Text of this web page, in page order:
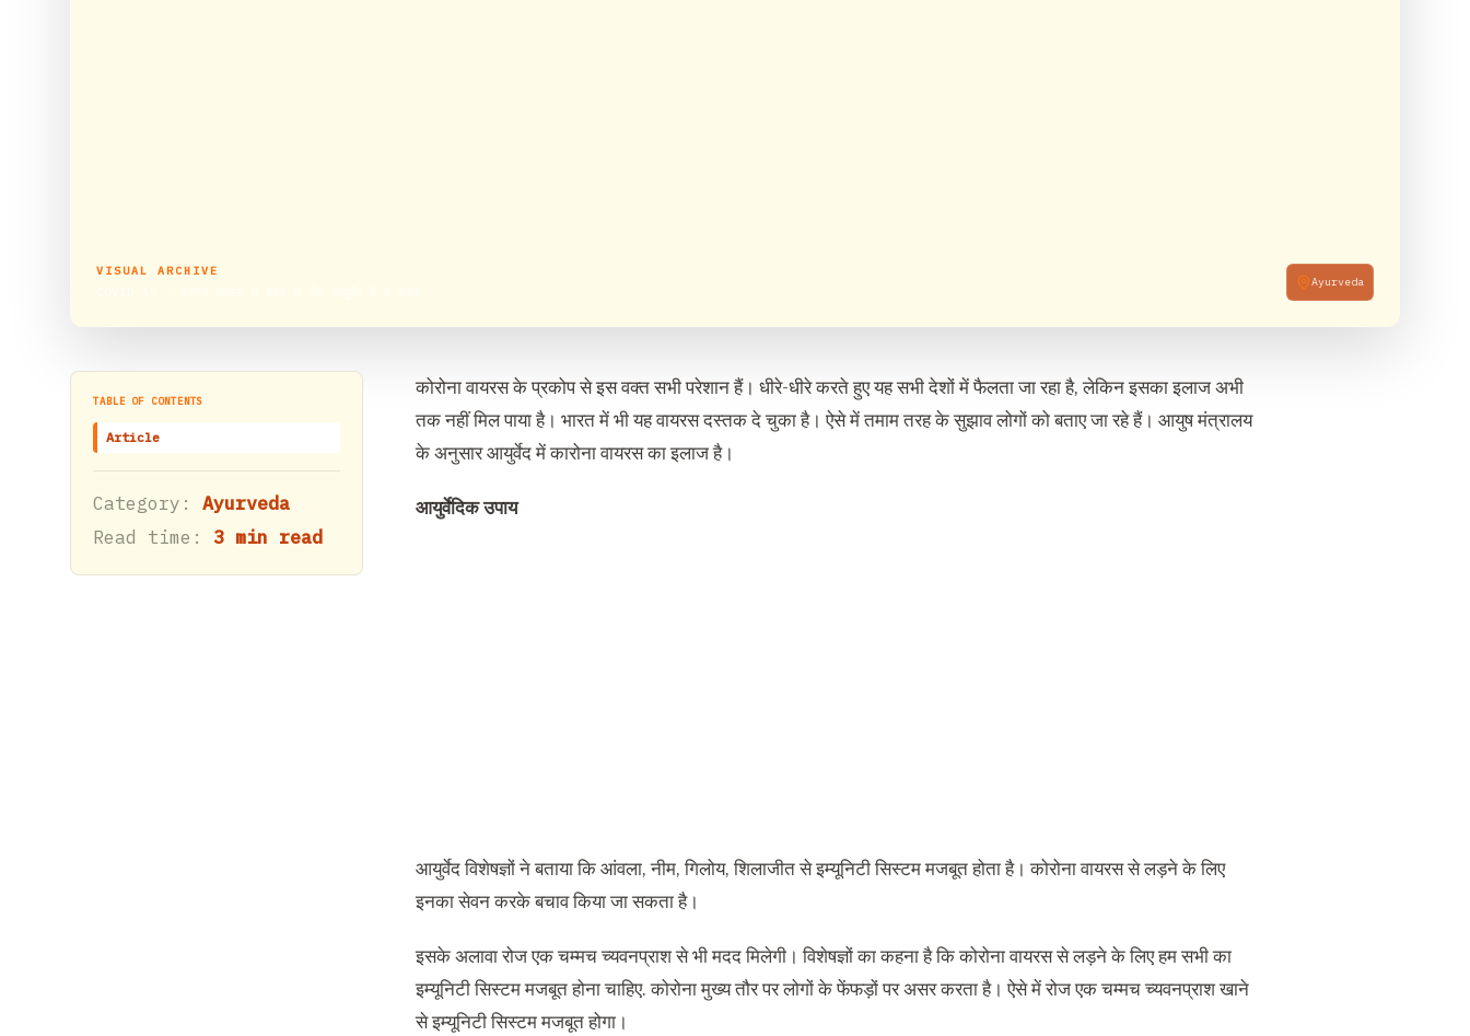
VISUAL ARCHIVE
Ayurveda
TABLE OF CONTENTS
Article
Category: Ayurveda
Read time: 3 min read
कोरोना वायरस के प्रकोप से इस वक्त सभी परेशान हैं। धीरे-धीरे करते हुए यह सभी देशों में फैलता जा रहा है, लेकिन इसका इलाज अभी
तक नहीं मिल पाया है। भारत में भी यह वायरस दस्तक दे चुका है। ऐसे में तमाम तरह के सुझाव लोगों को बताए जा रहे हैं। आयुष मंत्रालय
के अनुसार आयुर्वेद में कारोना वायरस का इलाज है।
आयुर्वेदिक उपाय
आयुर्वेद विशेषज्ञों ने बताया कि आंवला, नीम, गिलोय, शिलाजीत से इम्यूनिटी सिस्टम मजबूत होता है। कोरोना वायरस से लड़ने के लिए
इनका सेवन करके बचाव किया जा सकता है।
इसके अलावा रोज एक चम्मच च्यवनप्राश से भी मदद मिलेगी। विशेषज्ञों का कहना है कि कोरोना वायरस से लड़ने के लिए हम सभी का
इम्यूनिटी सिस्टम मजबूत होना चाहिए. कोरोना मुख्य तौर पर लोगों के फेंफड़ों पर असर करता है। ऐसे में रोज एक चम्मच च्यवनप्राश खाने
से इम्यूनिटी सिस्टम मजबूत होगा।